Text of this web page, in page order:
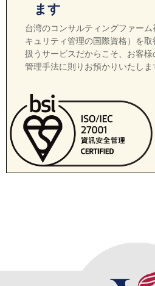
ます
台湾のコンサルティングファー
キュリティ管理の国際資格）を
扱うサービスだからこそ、お客
管理手法に則りお預かりいたしま